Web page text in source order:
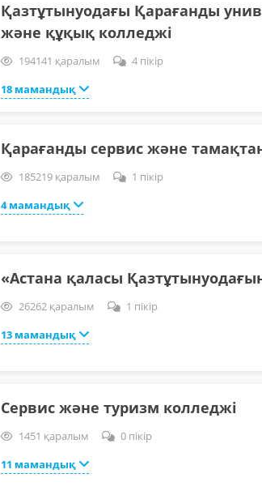
Қазтұтынуодағы Қарағанды
және құқық колледжі
194141 қаралым
4 пікір
18 мамандық
Қарағанды сервис және
185219 қаралым
1 пікір
4 мамандық
«Астана қаласы
26262 қаралым
1 пікір
13 мамандық
Сервис және туризм колледжі
1451 қаралым
0 пікір
11 мамандық